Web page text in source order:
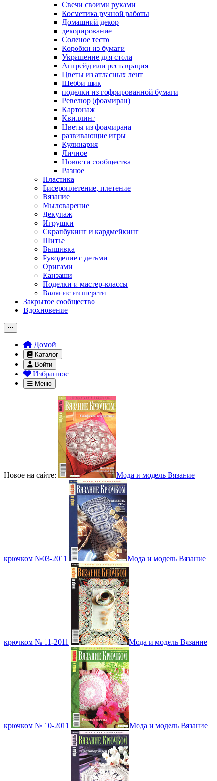
Свечи своими руками
Косметика ручной работы
Домашний декор
декорирование
Соленое тесто
Коробки из бумаги
Украшение для стола
Апгрейд или реставрация
Цветы из атласных лент
Шебби шик
поделки из гофрированной бумаги
Ревелюр (фоамиран)
Картонаж
Квиллинг
Цветы из фоамирана
развивающие игры
Кулинария
Личное
Новости сообщества
Разное
Пластика
Бисероплетение, плетение
Вязание
Мыловарение
Декупаж
Игрушки
Скрапбукинг и кардмейкинг
Шитье
Вышивка
Рукоделие с детьми
Оригами
Канзаши
Поделки и мастер-классы
Валяние из шерсти
Закрытое сообщество
Вдохновение
Домой
Каталог
Войти
Избранное
Меню
Новое на сайте: Мода и модель Вязание
крючком №03-2011 Мода и модель Вязание
крючком № 11-2011 Мода и модель Вязание
крючком № 10-2011 Мода и модель Вязание